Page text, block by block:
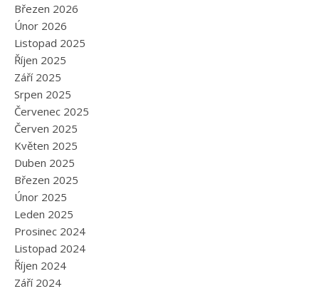
Březen 2026
Únor 2026
Listopad 2025
Říjen 2025
Září 2025
Srpen 2025
Červenec 2025
Červen 2025
Květen 2025
Duben 2025
Březen 2025
Únor 2025
Leden 2025
Prosinec 2024
Listopad 2024
Říjen 2024
Září 2024